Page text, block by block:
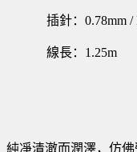
插針：0.78mm
線長：1.25m
純凈清澈而潤澤，仿